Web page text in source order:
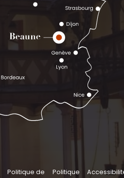
Politique de Politique